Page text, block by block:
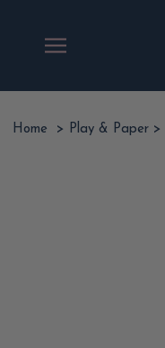
naar
Home
> Play & Paper >